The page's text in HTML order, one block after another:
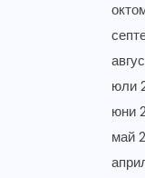
юли
юни
май